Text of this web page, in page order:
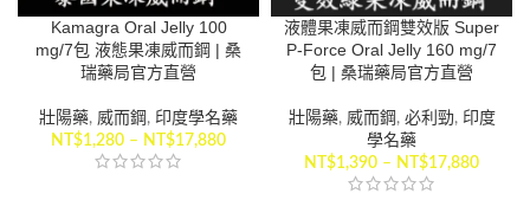
Kamagra Oral Jelly 100
mg/7包 液態果凍威而鋼 | 桑
瑞藥局官方直營
壯陽藥, 威而鋼 , 印度學名藥
NT$1,280 – NT$17,880
液體果凍威而鋼雙效版 Super
P-Force Oral Jelly 160 mg/7
包 | 桑瑞藥局官方直營
壯陽藥, 威而鋼 , 必利勁, 印度
學名藥
NT$1,390 – NT$17,880